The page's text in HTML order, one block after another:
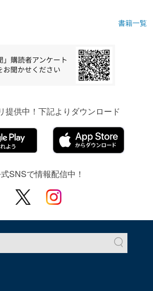
書籍一覧
提供中！下記よりダウンロード
SNSで情報配信中！